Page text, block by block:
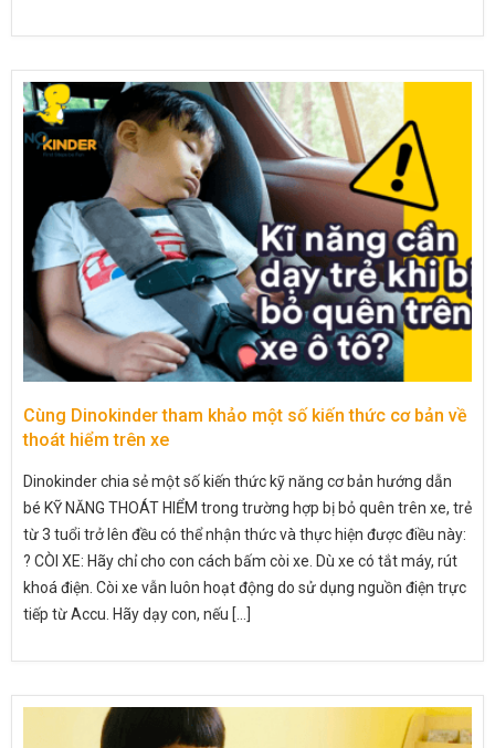
Cùng Dinokinder tham khảo một số kiến thức cơ bản về
thoát hiểm trên xe
Dinokinder chia sẻ một số kiến thức kỹ năng cơ bản hướng dẫn
bé KỸ NĂNG THOÁT HIỂM trong trường hợp bị bỏ quên trên xe, trẻ
từ 3 tuổi trở lên đều có thể nhận thức và thực hiện được điều này:
? CÒI XE: Hãy chỉ cho con cách bấm còi xe. Dù xe có tắt máy, rút
khoá điện. Còi xe vẫn luôn hoạt động do sử dụng nguồn điện trực
tiếp từ Accu. Hãy dạy con, nếu [...]